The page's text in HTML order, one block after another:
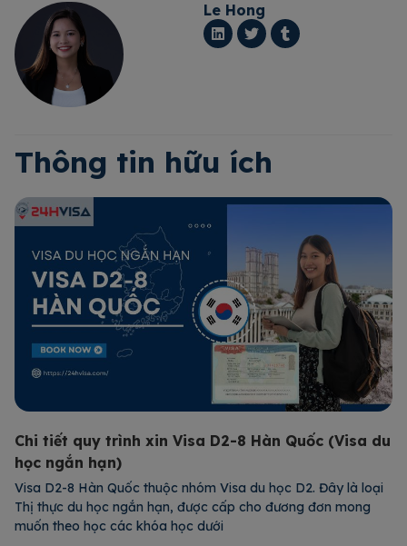
Le Hong
Thông tin hữu ích
Chi tiết quy trình xin Visa D2-8 Hàn Quốc (Visa du
học ngắn hạn)
Visa D2-8 Hàn Quốc thuộc nhóm Visa du học D2. Đây là loại
Thị thực du học ngắn hạn, được cấp cho đương đơn mong
muốn theo học các khóa học dưới